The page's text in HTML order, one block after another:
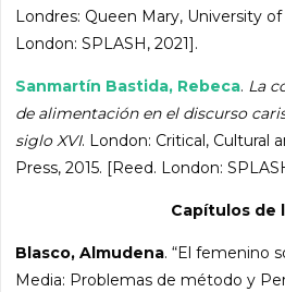
Londres: Queen Mary, University
London: SPLASH, 2021].
Sanmartín Bastida, Rebeca. La
de alimentación en el discurso
siglo XVI. London: Critical, Cultural
Press, 2015. [Reed. London:
Capítulos de
Blasco, Almudena. “El femenino
Media: Problemas de método y